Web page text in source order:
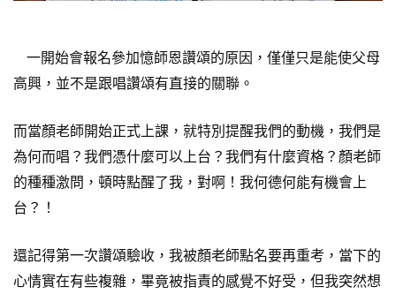
一開始會報名參加憶師恩讚頌的原因，僅僅只是能使父母
高興，並不是跟唱讚頌有直接的關聯。
而當顏老師開始正式上課，就特別提醒我們的動機，我們是
為何而唱？我們憑什麼可以上台？我們有什麼資格？顏老師
的種種激問，頓時點醒了我，對啊！我何德何能有機會上
台？！
還記得第一次讚頌驗收，我被顏老師點名要再重考，當下的
心情實在有些複雜，畢竟被指責的感覺不好受，但我突然想